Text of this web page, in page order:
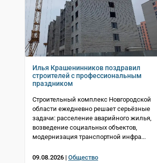
Илья Крашенинников поздравил
строителей с профессиональным
праздником
Строительный комплекс Новгородской
области ежедневно решает серьёзные
задачи: расселение аварийного жилья,
возведение социальных объектов,
модернизация транспортной инфра...
09.08.2026 | Общество